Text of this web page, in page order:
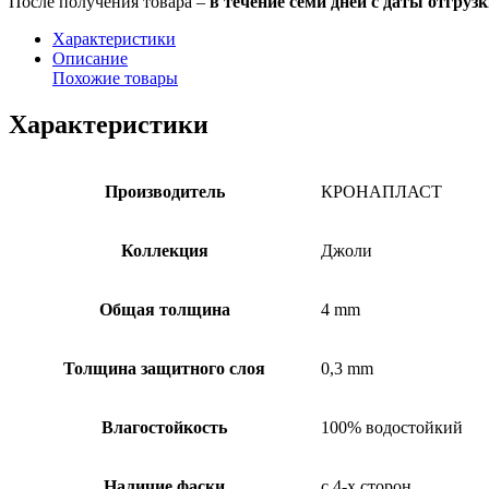
Характеристики
Описание
Похожие товары
Характеристики
Производитель КРОНАПЛАСТ
Коллекция Джоли
Общая толщина 4 mm
Толщина защитного слоя 0,3 mm
Влагостойкость 100% водостойкий